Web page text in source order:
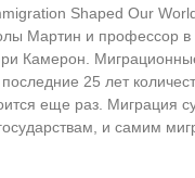
Shaped Our
Мартин и профессор в
Камерон.
25 лет
еще раз. Миграция
и самим